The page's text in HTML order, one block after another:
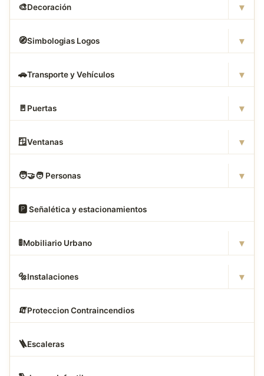
🎨Decoración ▾
🧭Simbologias Logos ▾
🚗Transporte y Vehículos ▾
🚪 Puertas ▾
🪟Ventanas ▾
🧑‍🤝‍🧑 Personas ▾
🅿️ Señalética y estacionamientos
🚦Mobiliario Urbano ▾
🔩Instalaciones ▾
🧯Proteccion Contraincendios
🪜Escaleras